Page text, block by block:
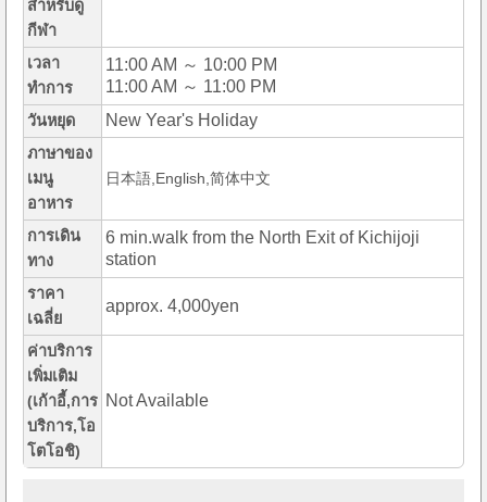
สำหรับดู
กีฬา
เวลา
ทำการ
11:00 AM ～ 10:00 PM
11:00 AM ～ 11:00 PM
วันหยุด New Year's Holiday
ภาษาของ
เมนู
อาหาร
日本語,English,简体中文
การเดิน
ทาง
6 min.walk from the North Exit of Kichijoji
station
ราคา
เฉลี่ย
approx. 4,000yen
ค่าบริการ
เพิ่มเติม
(เก้าอี้,การ
บริการ,โอ
โตโอชิ)
Not Available